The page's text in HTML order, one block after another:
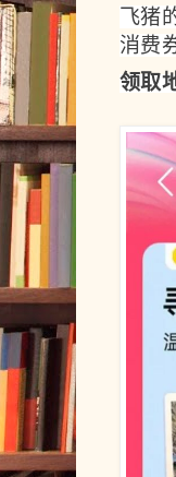
飞猪
消费
领取